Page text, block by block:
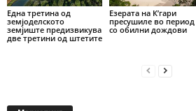
Една третина од
земјоделското
земјиште предизвикува
две третини од штетите
Езерата на К’гари
пресушиле во период
со обилни дождови